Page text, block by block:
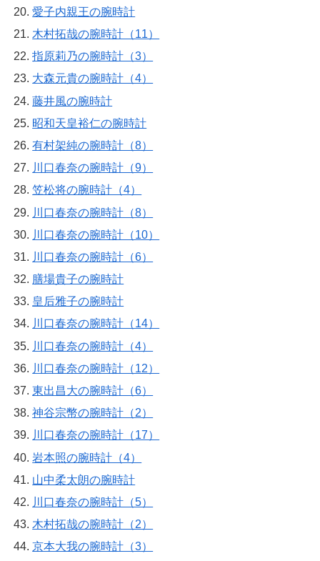
愛子内親王の腕時計
木村拓哉の腕時計（11）
指原莉乃の腕時計（3）
大森元貴の腕時計（4）
藤井風の腕時計
昭和天皇裕仁の腕時計
有村架純の腕時計（8）
川口春奈の腕時計（9）
笠松将の腕時計（4）
川口春奈の腕時計（8）
川口春奈の腕時計（10）
川口春奈の腕時計（6）
膳場貴子の腕時計
皇后雅子の腕時計
川口春奈の腕時計（14）
川口春奈の腕時計（4）
川口春奈の腕時計（12）
東出昌大の腕時計（6）
神谷宗幣の腕時計（2）
川口春奈の腕時計（17）
岩本照の腕時計（4）
山中柔太朗の腕時計
川口春奈の腕時計（5）
木村拓哉の腕時計（2）
京本大我の腕時計（3）